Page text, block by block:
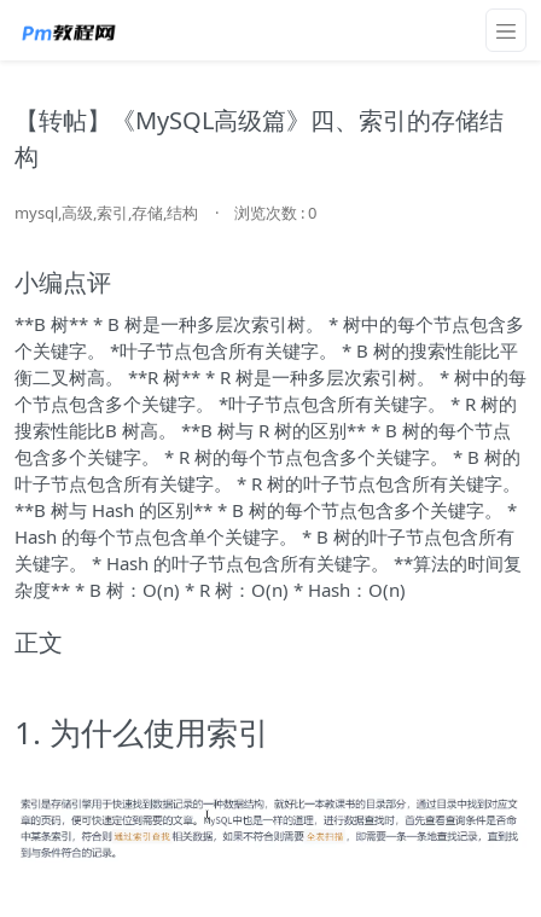
【转帖】《MySQL高级篇》四、索引的存储结
构
mysql,高级,索引,存储,结构 · 浏览次数 : 0
小编点评
**B 树** * B 树是一种多层次索引树。 * 树中的每个节点包含多
个关键字。 *叶子节点包含所有关键字。 * B 树的搜索性能比平
衡二叉树高。 **R 树** * R 树是一种多层次索引树。 * 树中的每
个节点包含多个关键字。 *叶子节点包含所有关键字。 * R 树的
搜索性能比B 树高。 **B 树与 R 树的区别** * B 树的每个节点
包含多个关键字。 * R 树的每个节点包含多个关键字。 * B 树的
叶子节点包含所有关键字。 * R 树的叶子节点包含所有关键字。
**B 树与 Hash 的区别** * B 树的每个节点包含多个关键字。 *
Hash 的每个节点包含单个关键字。 * B 树的叶子节点包含所有
关键字。 * Hash 的叶子节点包含所有关键字。 **算法的时间复
杂度** * B 树：O(n) * R 树：O(n) * Hash：O(n)
正文
1. 为什么使用索引